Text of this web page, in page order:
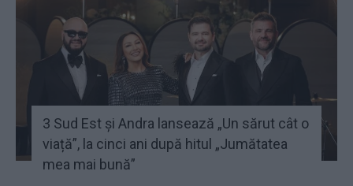
3 Sud Est și Andra lansează „Un sărut cât o
viață”, la cinci ani după hitul „Jumătatea
mea mai bună”